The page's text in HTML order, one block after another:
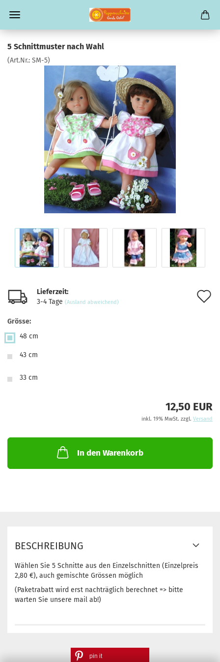
5 Schnittmuster nach Wahl
(Art.Nr.: SM-5)
Lieferzeit:
3-4 Tage (Ausland abweichend)
Grösse:
48 cm
43 cm
33 cm
12,50 EUR
inkl. 19% MwSt. zzgl. Versand
In den Warenkorb
BESCHREIBUNG
Wählen Sie 5 Schnitte aus den Einzelschnitten (Einzelpreis
2,80 €), auch gemischte Grössen möglich
(Paketrabatt wird erst nachträglich berechnet => bitte
warten Sie unsere mail ab!)
pin it